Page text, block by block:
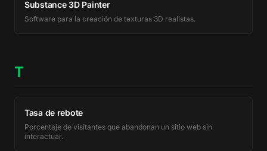
Substance 3D Painter
Software para la creación de texturas 3D realistas.
T
Tasa de rebote
Porcentaje de visitantes que abandonan un sitio web sin
interactuar.